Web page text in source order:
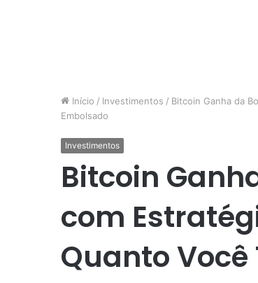
Início / Investimentos / Bitcoin Ganha da
Embolsado
Investimentos
Bitcoin
com
Quanto